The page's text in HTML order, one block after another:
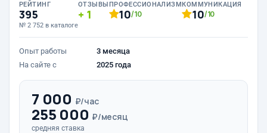
РЕЙТИНГ
395
№ 2 752 в каталоге
ОТЗЫВЫ
1
ПРОФЕССИОНАЛИЗМ
10/10
КОММУНИКАЦИЯ
10/10
Опыт работы
3 месяца
На сайте с
2025 года
7 000 ₽/час
255 000 ₽/месяц
средняя ставка